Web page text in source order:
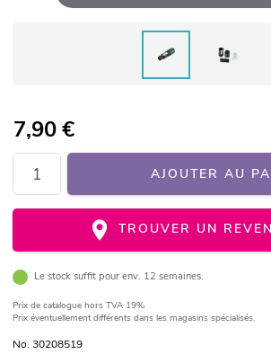
7,90€
AJOUTER AU
TROUVER UN
Le stock suffit pour env. 12 semaines.
Prix de catalogue hors TVA 19%
Prix éventuellement différents dans les magasins spécialisés.
No. 30208519